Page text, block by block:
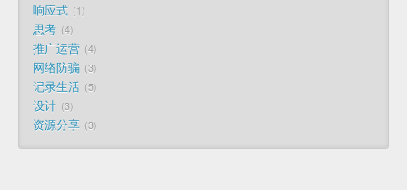
响应式 1
思考 4
推广运营 4
网络防骗 3
记录生活 5
设计 3
资源分享 3